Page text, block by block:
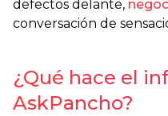
defectos delante,
conversación de
¿Qué hace el
AskPancho?